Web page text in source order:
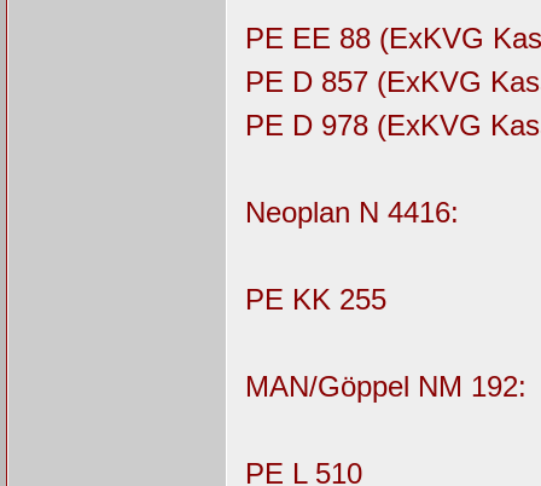
PE EE 88 (ExKVG
PE D 857 (ExKVG
PE D 978 (ExKVG
Neoplan N 4416:
PE KK 255
MAN/Göppel NM 192:
PE L 510